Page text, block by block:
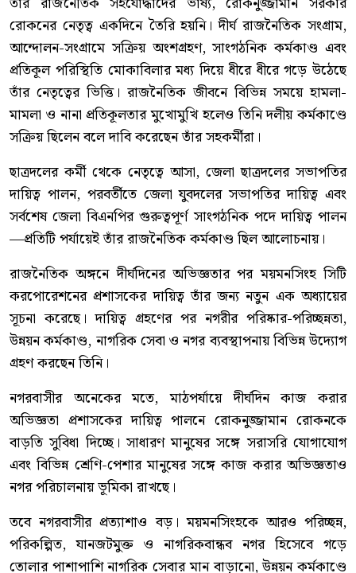
রোকনের নেতৃত্ব একদিনে তৈরি হয়নি। দীর্ঘ রাজনৈতিক সংগ্রাম,
আন্দোলন-সংগ্রামে সক্রিয় অংশগ্রহণ, সাংগঠনিক কর্মকাণ্ড এবং
প্রতিকূল পরিস্থিতি মোকাবিলার মধ্য দিয়ে ধীরে ধীরে গড়ে উঠেছে
তাঁর নেতৃত্বের ভিত্তি। রাজনৈতিক জীবনে বিভিন্ন সময়ে হামলা-
মামলা ও নানা প্রতিকূলতার মুখোমুখি হলেও তিনি দলীয় কর্মকাণ্ডে
সক্রিয় ছিলেন বলে দাবি করেছেন তাঁর সহকর্মীরা।
ছাত্রদলের কর্মী থেকে নেতৃত্বে আসা, জেলা ছাত্রদলের সভাপতির
দায়িত্ব পালন, পরবর্তীতে জেলা যুবদলের সভাপতির দায়িত্ব এবং
সর্বশেষ জেলা বিএনপির গুরুত্বপূর্ণ সাংগঠনিক পদে দায়িত্ব পালন
—প্রতিটি পর্যায়েই তাঁর রাজনৈতিক কর্মকাণ্ড ছিল আলোচনায়।
রাজনৈতিক অঙ্গনে দীর্ঘদিনের অভিজ্ঞতার পর ময়মনসিংহ সিটি
করপোরেশনের প্রশাসকের দায়িত্ব তাঁর জন্য নতুন এক অধ্যায়ের
সূচনা করেছে। দায়িত্ব গ্রহণের পর নগরীর পরিষ্কার-পরিচ্ছন্নতা,
উন্নয়ন কর্মকাণ্ড, নাগরিক সেবা ও নগর ব্যবস্থাপনায় বিভিন্ন উদ্যোগ
গ্রহণ করছেন তিনি।
নগরবাসীর অনেকের মতে, মাঠপর্যায়ে দীর্ঘদিন কাজ করার
অভিজ্ঞতা প্রশাসকের দায়িত্ব পালনে রোকনুজ্জামান রোকনকে
বাড়তি সুবিধা দিচ্ছে। সাধারণ মানুষের সঙ্গে সরাসরি যোগাযোগ
এবং বিভিন্ন শ্রেণি-পেশার মানুষের সঙ্গে কাজ করার অভিজ্ঞতাও
নগর পরিচালনায় ভূমিকা রাখছে।
তবে নগরবাসীর প্রত্যাশাও বড়। ময়মনসিংহকে আরও পরিচ্ছন্ন,
পরিকল্পিত, যানজটমুক্ত ও নাগরিকবান্ধব নগর হিসেবে গড়ে
তোলার পাশাপাশি নাগরিক সেবার মান বাড়ানো, উন্নয়ন কর্মকাণ্ডে